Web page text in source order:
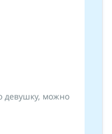
девушку, можно